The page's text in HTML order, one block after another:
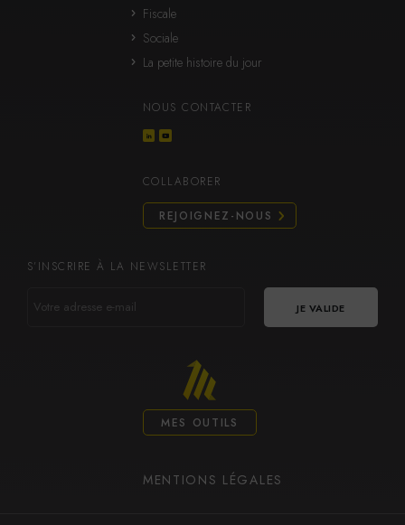
Fiscale
Sociale
La petite histoire du jour
NOUS CONTACTER
COLLABORER
REJOIGNEZ-NOUS
S’INSCRIRE À LA NEWSLETTER
ADRESSE
MES OUTILS
MENTIONS LÉGALES